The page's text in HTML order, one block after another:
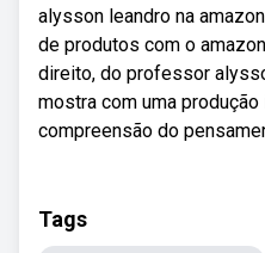
alysson leandro na
de produtos com o
direito, do professor
mostra com uma
compreensão do
Tags